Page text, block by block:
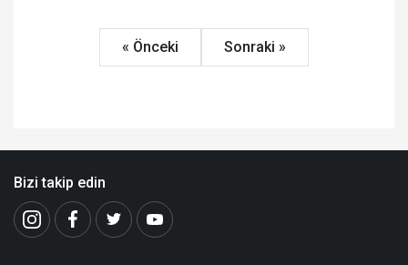
« Önceki Sonraki »
Bizi takip edin